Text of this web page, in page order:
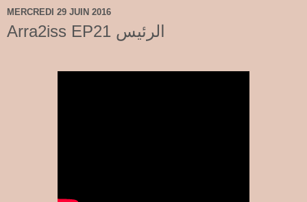
MERCREDI 29 JUIN 2016
Arra2iss EP21 الرئيس